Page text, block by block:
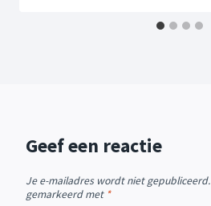
Geef een reactie
Je e-mailadres wordt niet gepubliceerd.
gemarkeerd met *